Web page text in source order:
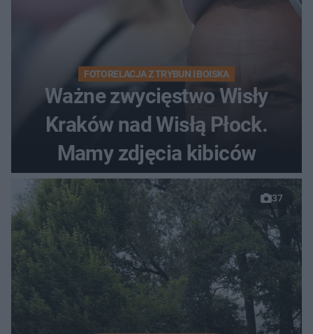
FOTORELACJA Z TRYBUN I BOISKA
Ważne zwycięstwo Wisły
Kraków nad Wisłą Płock.
Mamy zdjęcia kibiców
37